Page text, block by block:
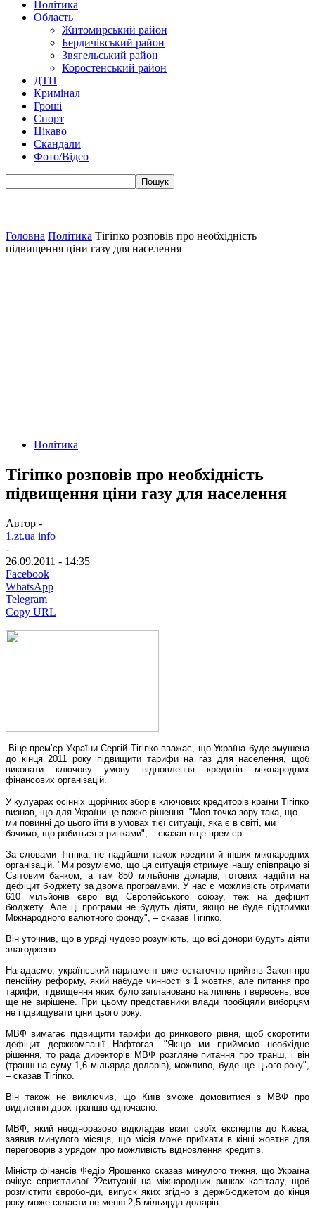
Політика
Область
Житомирський район
Бердичівський район
Звягельський район
Коростенський район
ДТП
Кримінал
Гроші
Спорт
Цікаво
Скандали
Фото/Відео
Головна Політика Тігіпко розповів про необхідність
підвищення ціни газу для населення
Політика
Тігіпко розповів про необхідність
підвищення ціни газу для населення
Автор -
1.zt.ua info
-
26.09.2011 - 14:35
Facebook
WhatsApp
Telegram
Copy URL
Віце-прем’єр України Сергій Тігіпко вважає, що Україна буде змушена
до кінця 2011 року підвищити тарифи на газ для населення, щоб
виконати ключову умову відновлення кредитів міжнародних
фінансових організацій.
У кулуарах осінніх щорічних зборів ключових кредиторів країни Тігіпко
визнав, що для України це важке рішення. "Моя точка зору така, що
ми повинні до цього йти в умовах тієї ситуації, яка є в світі, ми
бачимо, що робиться з ринками", – сказав віце-прем’єр.
За словами Тігіпка, не надійшли також кредити й інших міжнародних
організацій. "Ми розуміємо, що ця ситуація стримує нашу співпрацю зі
Світовим банком, а там 850 мільйонів доларів, готових надійти на
дефіцит бюджету за двома програмами. У нас є можливість отримати
610 мільйонів євро від Європейського союзу, теж на дефіцит
бюджету. Але ці програми не будуть діяти, якщо не буде підтримки
Міжнародного валютного фонду", – сказав Тігіпко.
Він уточнив, що в уряді чудово розуміють, що всі донори будуть діяти
злагоджено.
Нагадаємо, український парламент вже остаточно прийняв Закон про
пенсійну реформу, який набуде чинності з 1 жовтня, але питання про
тарифи, підвищення яких було заплановано на липень і вересень, все
ще не вирішене. При цьому представники влади пообіцяли виборцям
не підвищувати ціни цього року.
МВФ вимагає підвищити тарифи до ринкового рівня, щоб скоротити
дефіцит держкомпанії Нафтогаз. "Якщо ми приймемо необхідне
рішення, то рада директорів МВФ розгляне питання про транш, і він
(транш на суму 1,6 мільярда доларів), можливо, буде ще цього року",
– сказав Тігіпко.
Він також не виключив, що Київ зможе домовитися з МВФ про
виділення двох траншів одночасно.
МВФ, який неодноразово відкладав візит своїх експертів до Києва,
заявив минулого місяця, що місія може приїхати в кінці жовтня для
переговорів з урядом про можливість відновлення кредитів.
Міністр фінансів Федір Ярошенко сказав минулого тижня, що Україна
очікує сприятливої ??ситуації на міжнародних ринках капіталу, щоб
розмістити євробонди, випуск яких згідно з держбюджетом до кінця
року може скласти не менш 2,5 мільярда доларів.